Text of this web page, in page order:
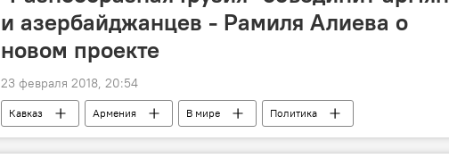
и азербайджанцев - Рамиля Алиева о
новом проекте
23 февраля 2018, 20:54
Кавказ Армения В мире Политика